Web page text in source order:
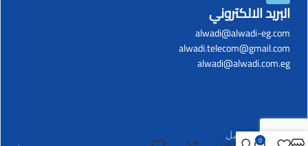
البريد الالكتروني
alwadi@alwadi-eg.com
alwadi.telecom@gmail.com
alwadi@alwadi.com.eg
0